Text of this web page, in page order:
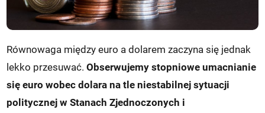
Równowaga między euro a dolarem zaczyna się jednak
lekko przesuwać.Obserwujemy stopniowe umacnianie
się euro wobec dolara na tle niestabilnej sytuacji
politycznej w Stanach Zjednoczonych i